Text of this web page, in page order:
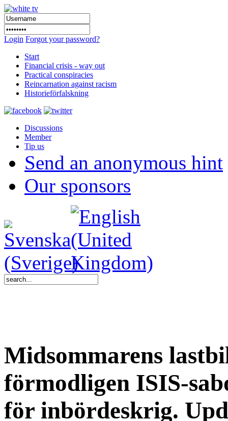
Login Forgot your password?
Start
Financial crisis - way out
Practical conspiracies
Reincarnation against racism
Historieförfalskning
Discussions
Member
Tip us
Send an anonymous hint
Our sponsors
Midsommarens
förmodligen ISIS-
för inbördeskrig.